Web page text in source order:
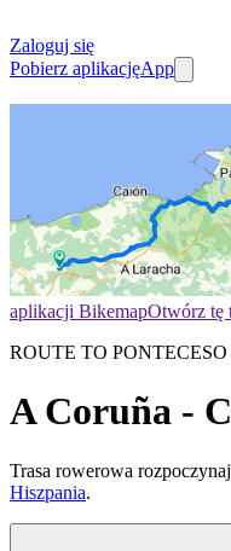
Zaloguj się
Pobierz aplikacjęApp
aplikacji BikemapOtwórz tę
ROUTE TO PONTECESO
A Coruña -
Trasa rowerowa
Hiszpania.